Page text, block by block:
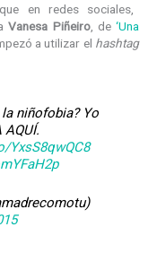
en redes sociales,
Vanesa Piñeiro, de‘Una
a utilizar el hashtag
niñofobia? Yo
AQUÍ.
YxsS8qwQC8